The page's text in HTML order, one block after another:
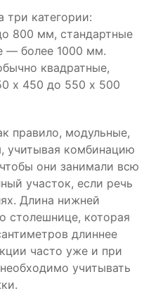
три категории:
800 мм, стандартные
— более 1000 мм.
квадратные,
х 450 до 550 х 500
правило, модульные,
учитывая комбинацию
они занимали всю
участок, если речь
Длина нижней
столешнице, которая
длиннее
часто уже и при
учитывать